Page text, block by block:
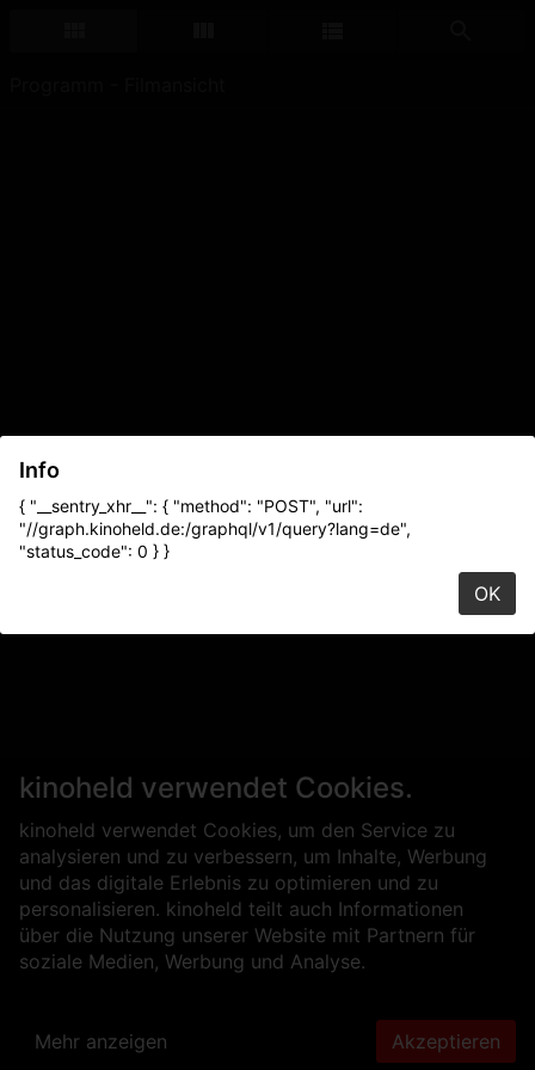
kinoheld verwendet Cookies.
kinoheld verwendet Cookies, um den Service zu
analysieren und zu verbessern, um Inhalte, Werbung
und das digitale Erlebnis zu optimieren und zu
personalisieren. kinoheld teilt auch Informationen
über die Nutzung unserer Website mit Partnern für
soziale Medien, Werbung und Analyse.
Mehr anzeigen Akzeptieren
Info
{ "__sentry_xhr__": { "method": "POST", "url":
"//graph.kinoheld.de:/graphql/v1/query?lang=de",
"status_code": 0 } }
OK